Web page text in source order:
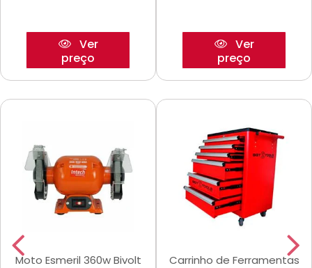
Ver
preço
Ver
preço
Moto Esmeril 360w Bivolt
Carrinho de Ferramentas